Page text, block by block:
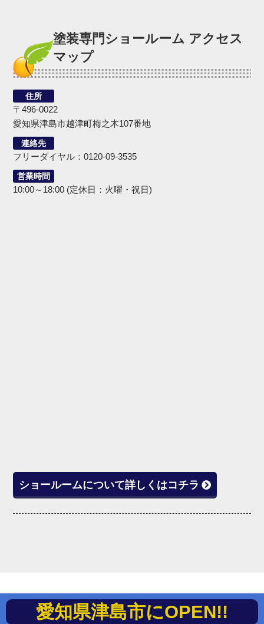
塗装専門ショールーム アクセス
マップ
住所
〒496-0022
愛知県津島市越津町梅之木107番地
連絡先
フリーダイヤル：0120-09-3535
営業時間
10:00～18:00 (定休日：火曜・祝日)
ショールームについて詳しくはコチラ
愛知県津島市にOPEN!!